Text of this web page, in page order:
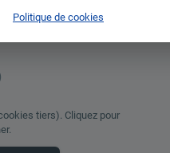
tiers). Cliquez pour
Politique de cookies